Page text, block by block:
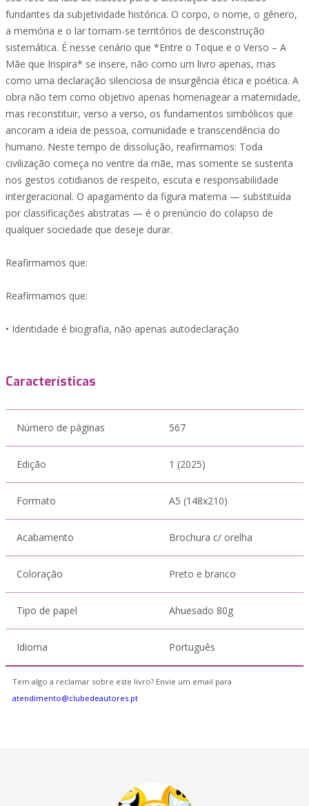
fundantes da subjetividade ‎histórica. O corpo, o nome, o gênero,
a memória e o lar ‎tornam-se territórios de desconstrução
sistemática.‎ É nesse cenário que *Entre o Toque e o Verso – A
Mãe que ‎Inspira* se insere, não como um livro apenas, mas
como uma ‎declaração silenciosa de insurgência ética e poética. ‎A
obra não tem como objetivo apenas homenagear a ‎maternidade,
mas reconstituir, verso a verso, os fundamentos ‎simbólicos que
ancoram a ideia de pessoa, comunidade e ‎transcendência do
humano.‎ Neste tempo de dissolução, reafirmamos: Toda
civilização ‎começa no ventre da mãe, mas somente se sustenta
nos ‎gestos cotidianos de respeito, escuta e responsabilidade
‎intergeracional.‎ O apagamento da figura materna — substituída
por ‎classificações abstratas — é o prenúncio do colapso de
qualquer ‎sociedade que deseje durar.‎
Reafirmamos que:‎
‎Reafirmamos que:‎
‎• Identidade é biografia, não apenas autodeclaração
Características
Número de páginas 567
Edição 1 (2025)
Formato A5 (148x210)
Acabamento Brochura c/ orelha
Coloração Preto e branco
Tipo de papel Ahuesado 80g
Idioma Português
Tem algo a reclamar sobre este livro? Envie um email para
atendimento@clubedeautores.pt